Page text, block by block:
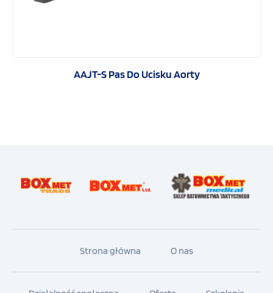
AAJT-S Pas Do Ucisku Aorty
Strona główna O nas